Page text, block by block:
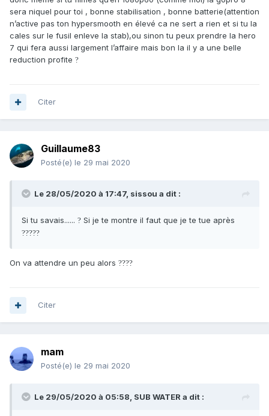
1080p... je pense un HD 1080p en 60fps cela peut etre déjà
bien... toi qui a testé, ton avis ?
d'autres avis? j'ai pas vu s'il y a un post sur le sujet.. ?
sera niquel pour toi , bonne stabilisation , bonne batterie(attention
n’active pas ton hypersmooth en élevé ca ne sert a rien et si tu la
cales sur le fusil enleve la stab),ou sinon tu peux prendre la hero
7 qui fera aussi largement l’affaire mais bon la il y a une belle
reduction profite ?
Citer
Guillaume83
Posté(e) le 29 mai 2020
Le 28/05/2020 à 17:47, sissou a dit :
Si tu savais...... ? Si je te montre il faut que je te tue après
?????
On va attendre un peu alors ????
Citer
mam
Posté(e) le 29 mai 2020
Le 29/05/2020 à 05:58, SUB WATER a dit :